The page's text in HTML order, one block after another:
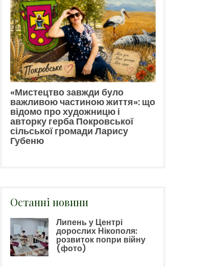
«Мистецтво завжди було
важливою частиною життя»: що
відомо про художницю і
авторку герба Покровської
сільської громади Ларису
Губеню
Останні новини
Липень у Центрі
дорослих Нікополя:
розвиток попри війну
(фото)